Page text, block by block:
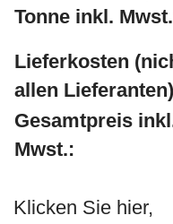
Tonne inkl.
Lieferkosten
allen
Gesamtpreis
Mwst.:
Klicken Sie hier,